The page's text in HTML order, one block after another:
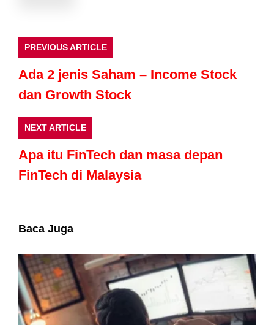
PREVIOUS ARTICLE
Ada 2 jenis Saham – Income Stock
dan Growth Stock
NEXT ARTICLE
Apa itu FinTech dan masa depan
FinTech di Malaysia
Baca Juga